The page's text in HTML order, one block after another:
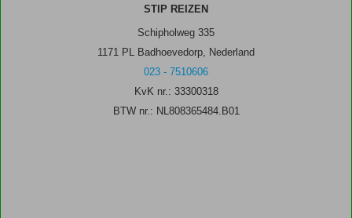
STIP REIZEN
Schipholweg 335
1171 PL Badhoevedorp, Nederland
023 - 7510606
KvK nr.: 33300318
BTW nr.: NL808365484.B01